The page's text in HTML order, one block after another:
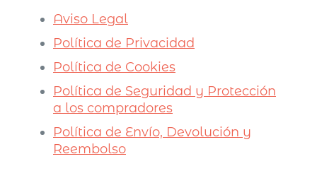
Aviso Legal
Política de Privacidad
Política de Cookies
Política de Seguridad y Protección
a los compradores
Política de Envío, Devolución y
Reembolso